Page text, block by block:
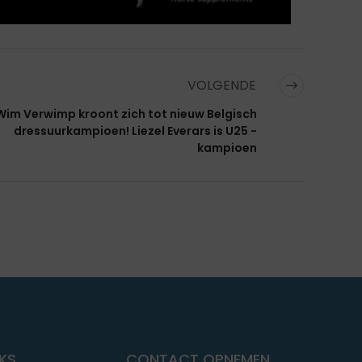
VOLGENDE
Verwimp kroont zich tot nieuw Belgisch
dressuurkampioen! Liezel Everars is U25 -
kampioen